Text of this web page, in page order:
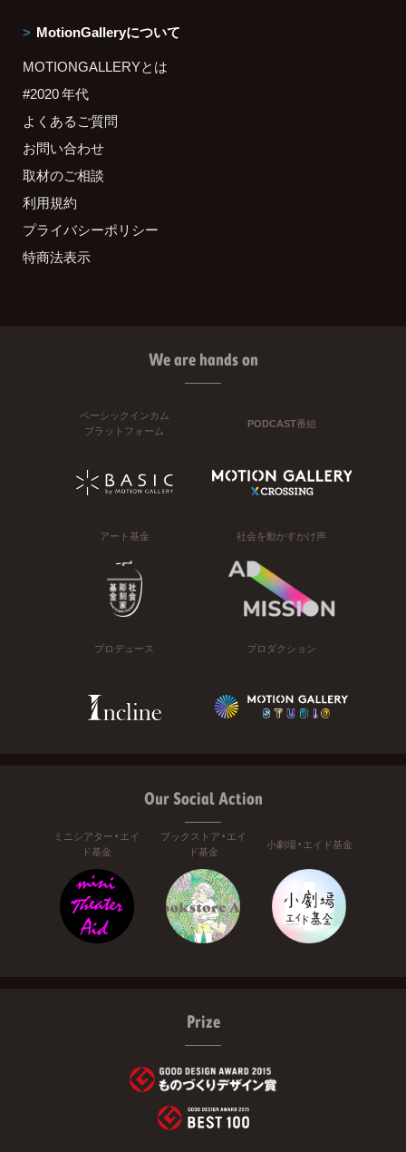
MotionGalleryについて
MOTIONGALLERYとは
#2020 年代
よくあるご質問
お問い合わせ
取材のご相談
利用規約
プライバシーポリシー
特商法表示
We are hands on
ベーシックインカム
プラットフォーム
PODCAST番組
アート基金 社会を動かすかけ声
プロデュース プロダクション
Our Social Action
ミニシアター・エイ
ド基金
ブックストア・エイ
ド基金
小劇場・エイド基金
Prize